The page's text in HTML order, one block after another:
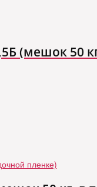
(мешок 50